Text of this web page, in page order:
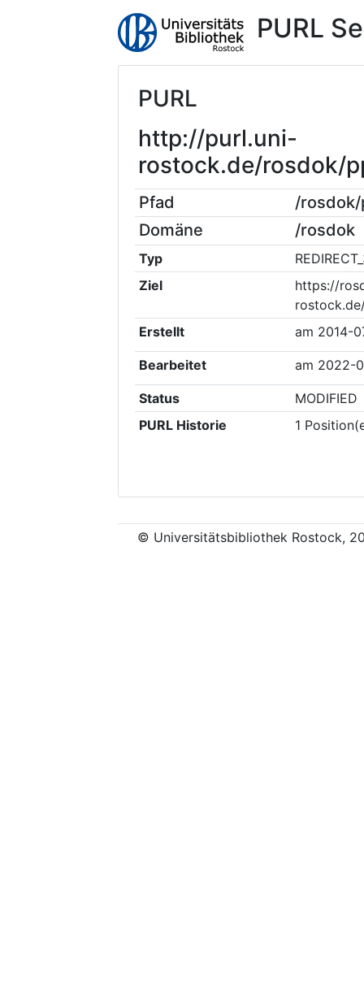
PURL
PURL
http://purl.uni-
rostock.de/rosdok/
Pfad
/
Domäne
/rosdok
Typ
Ziel
https://
Erstellt
am 2014-
Bearbeitet am 2022-
Status
MODIFIED
PURL Historie
1
© Universitätsbibliothek Rostock,